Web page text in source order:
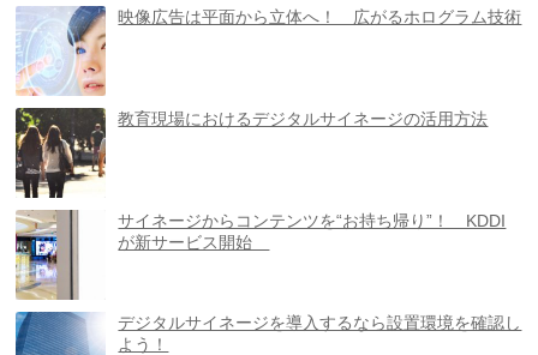
映像広告は平面から立体へ！ 広がるホログラム技術
教育現場におけるデジタルサイネージの活用方法
サイネージからコンテンツを“お持ち帰り”！ KDDI
が新サービス開始
デジタルサイネージを導入するなら設置環境を確認し
よう！